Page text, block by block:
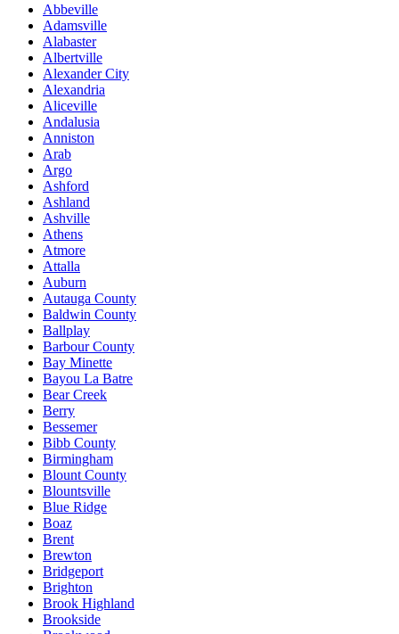
Abbeville
Adamsville
Alabaster
Albertville
Alexander City
Alexandria
Aliceville
Andalusia
Anniston
Arab
Argo
Ashford
Ashland
Ashville
Athens
Atmore
Attalla
Auburn
Autauga County
Baldwin County
Ballplay
Barbour County
Bay Minette
Bayou La Batre
Bear Creek
Berry
Bessemer
Bibb County
Birmingham
Blount County
Blountsville
Blue Ridge
Boaz
Brent
Brewton
Bridgeport
Brighton
Brook Highland
Brookside